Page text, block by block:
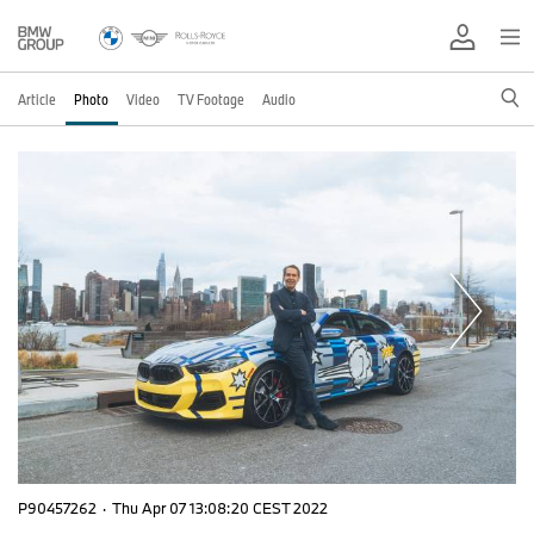
Article Photo Video TV Footage Audio
P90457262 · Thu Apr 07 13:08:20 CEST 2022